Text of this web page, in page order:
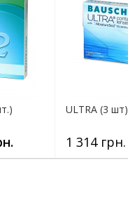
ULTRA (3 шт)
1 314 грн.